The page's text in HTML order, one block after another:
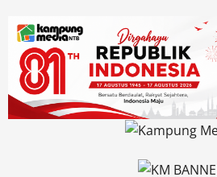
content